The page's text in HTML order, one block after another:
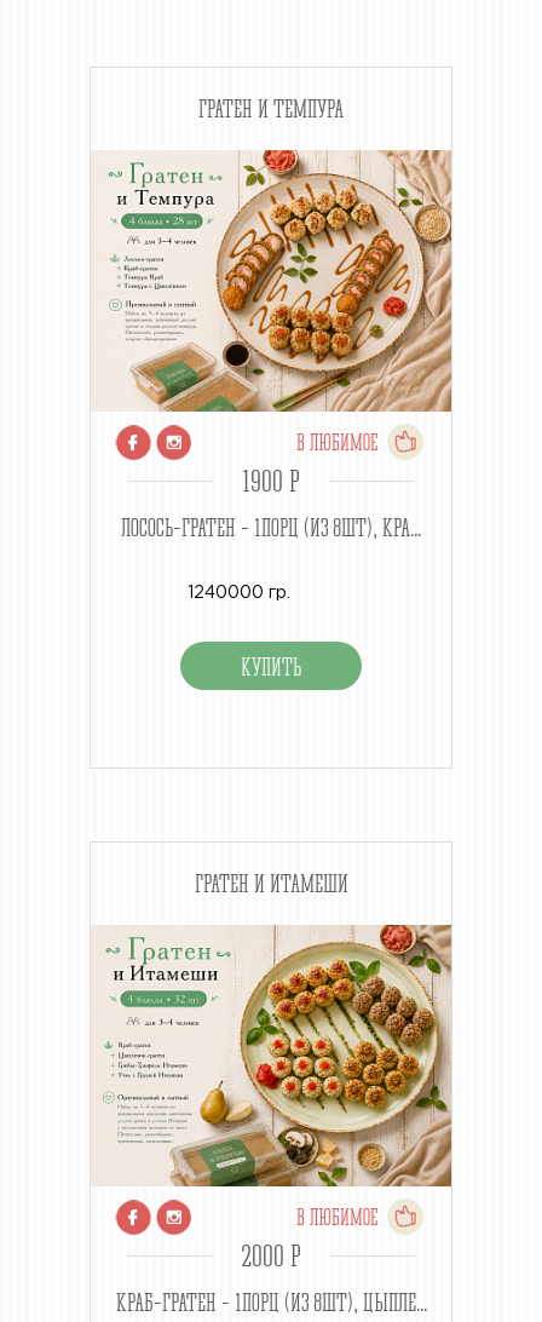
ГРАТЕН И ТЕМПУРА
В ЛЮБИМОЕ
1900 P
ЛОСОСЬ-ГРАТЕН - 1ПОРЦ (ИЗ 8ШТ), КРА...
1240000 гр.
ГРАТЕН И ИТАМЕШИ
В ЛЮБИМОЕ
2000 P
КРАБ-ГРАТЕН - 1ПОРЦ (ИЗ 8ШТ), ЦЫПЛЕ...